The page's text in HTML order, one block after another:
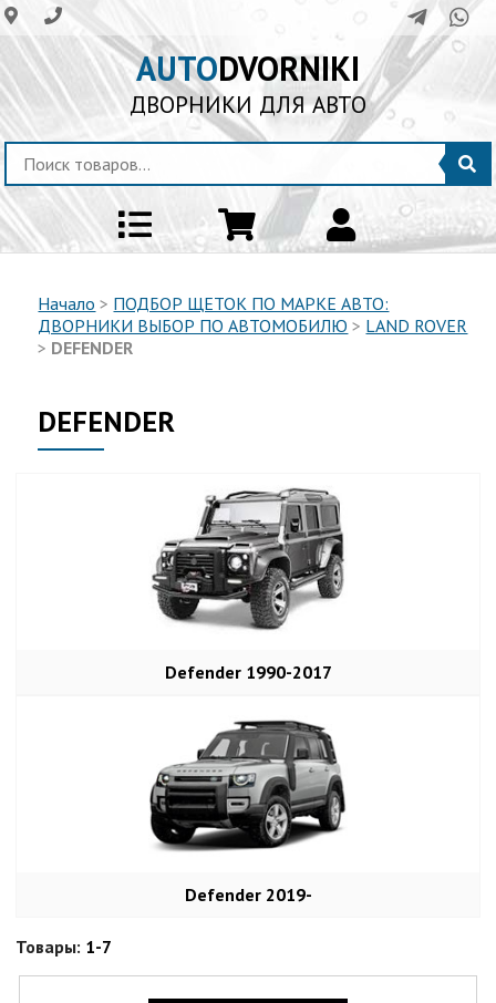
AUTODVORNIKI
ДВОРНИКИ ДЛЯ АВТО
Начало > ПОДБОР ЩЕТОК ПО МАРКЕ АВТО:
ДВОРНИКИ ВЫБОР ПО АВТОМОБИЛЮ > LAND ROVER
> DEFENDER
DEFENDER
Defender 1990-2017
Defender 2019-
Товары: 1-7